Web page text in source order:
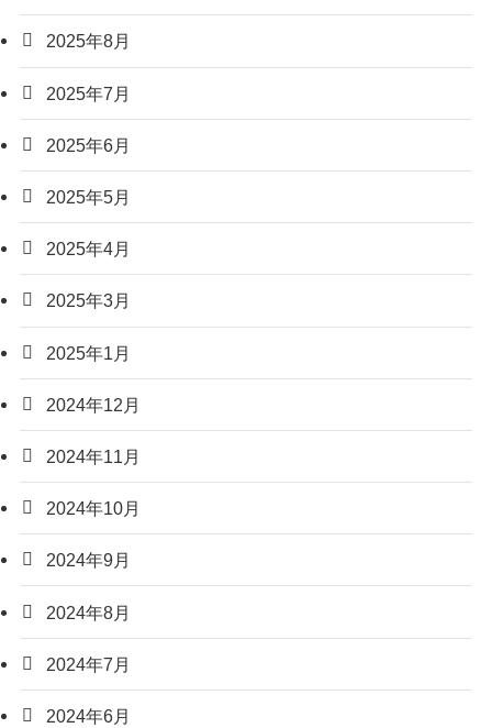
2025年8月
2025年7月
2025年6月
2025年5月
2025年4月
2025年3月
2025年1月
2024年12月
2024年11月
2024年10月
2024年9月
2024年8月
2024年7月
2024年6月